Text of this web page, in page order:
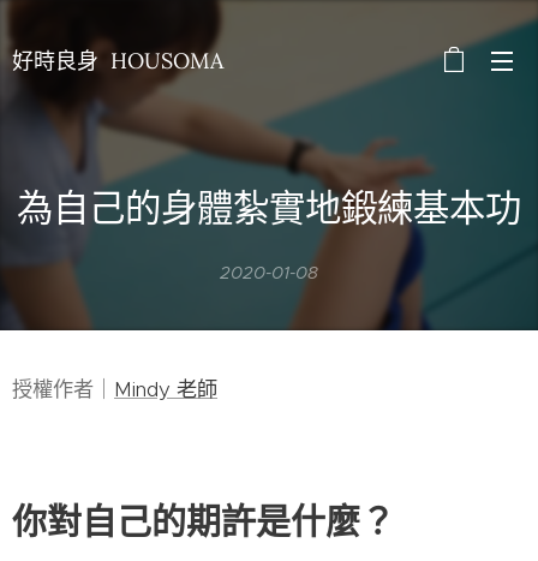
好時良身 HOUSOMA
為自己的身體紮實地鍛練基本功
2020-01-08
授權作者｜ Mindy 老師
你對自己的期許是什麼？